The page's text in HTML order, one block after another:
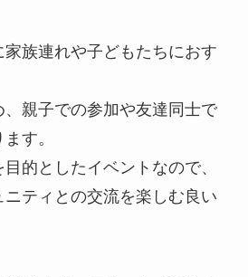
族連れや子どもたちにおす
親子での参加や友達同士で
す。
的としたイベントなので、
ティとの交流を楽しむ良い